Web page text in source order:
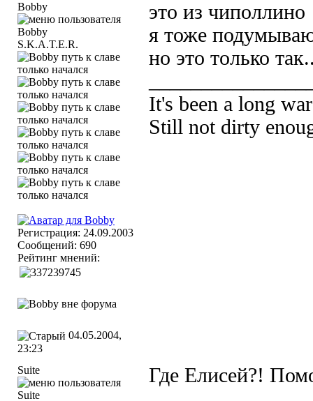
Bobby
S.K.A.T.E.R.
Регистрация: 24.09.2003
Сообщений: 690
Рейтинг мнений:
это из чиполлино
я тоже
но это только
It's been a long
Still not dirty
04.05.2004,
23:23
Suite
Где Елисей?!